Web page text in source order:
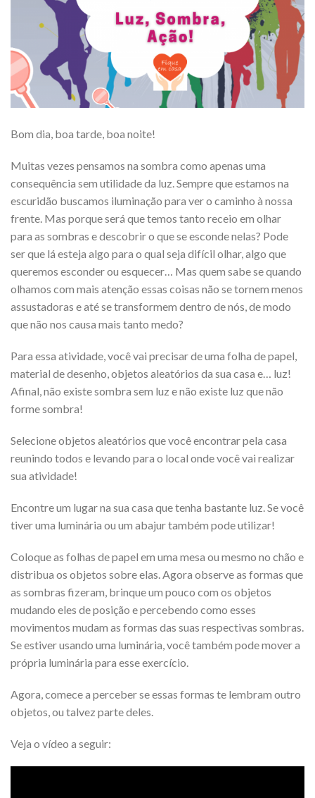
Bom dia, boa tarde, boa noite!
Muitas vezes pensamos na sombra como apenas uma
consequência sem utilidade da luz. Sempre que estamos na
escuridão buscamos iluminação para ver o caminho à nossa
frente. Mas porque será que temos tanto receio em olhar
para as sombras e descobrir o que se esconde nelas? Pode
ser que lá esteja algo para o qual seja difícil olhar, algo que
queremos esconder ou esquecer… Mas quem sabe se quando
olhamos com mais atenção essas coisas não se tornem menos
assustadoras e até se transformem dentro de nós, de modo
que não nos causa mais tanto medo?
Para essa atividade, você vai precisar de uma folha de papel,
material de desenho, objetos aleatórios da sua casa e… luz!
Afinal, não existe sombra sem luz e não existe luz que não
forme sombra!
Selecione objetos aleatórios que você encontrar pela casa
reunindo todos e levando para o local onde você vai realizar
sua atividade!
Encontre um lugar na sua casa que tenha bastante luz. Se você
tiver uma luminária ou um abajur também pode utilizar!
Coloque as folhas de papel em uma mesa ou mesmo no chão e
distribua os objetos sobre elas. Agora observe as formas que
as sombras fizeram, brinque um pouco com os objetos
mudando eles de posição e percebendo como esses
movimentos mudam as formas das suas respectivas sombras.
Se estiver usando uma luminária, você também pode mover a
própria luminária para esse exercício.
Agora, comece a perceber se essas formas te lembram outro
objetos, ou talvez parte deles.
Veja o vídeo a seguir: